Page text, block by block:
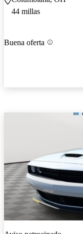
44 millas
Buena oferta